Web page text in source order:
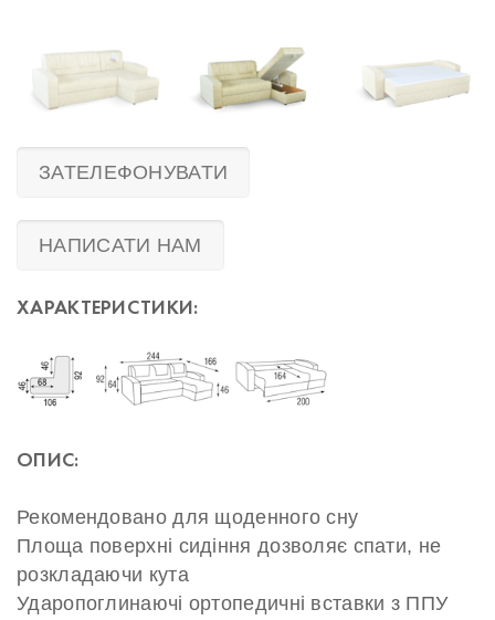
ЗАТЕЛЕФОНУВАТИ
НАПИСАТИ НАМ
ХАРАКТЕРИСТИКИ:
ОПИС:
Рекомендовано для щоденного сну
Площа поверхні сидіння дозволяє спати, не
розкладаючи кута
Ударопоглинаючі ортопедичні вставки з ППУ